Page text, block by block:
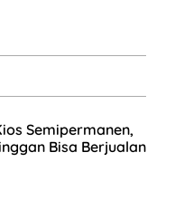
Semipermanen,
Bisa Berjualan